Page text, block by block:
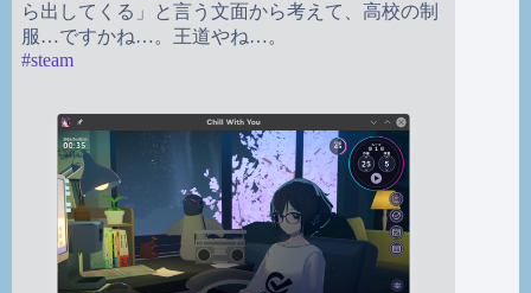
ら出してくる」と言う文面から考えて、高校の制
服…ですかね…。王道やね…。
#steam